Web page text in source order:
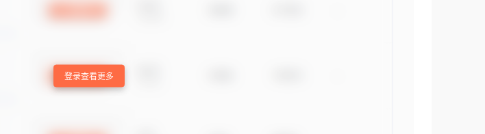
登录查看更多